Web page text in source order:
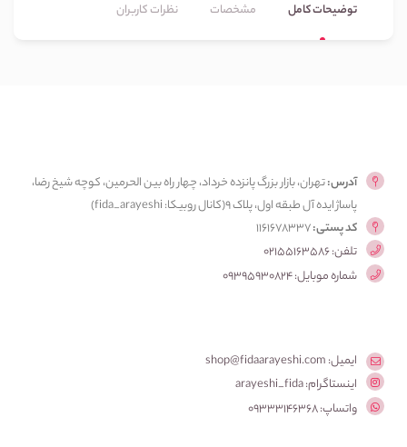
توضیحات کامل مشخصات نظرات کاربران
آدرس:تهران، بازار بزرگ پانزده خرداد، چهار راه بین الحرمین، کوچه شیخ رضا،
پاساژ ایده آل طبقه اول، پلاک ۹(کانال روبیکا: fida_arayeshi)
کد پستی:1161678337
تلفن: 02155163586
شماره موبایل: 09395930824
ایمیل: shop@fidaarayeshi.com
اینستاگرام: arayeshi_fida
واتساپ: 09333146368